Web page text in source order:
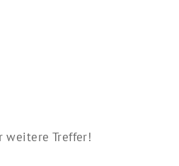
weitere Treffer!